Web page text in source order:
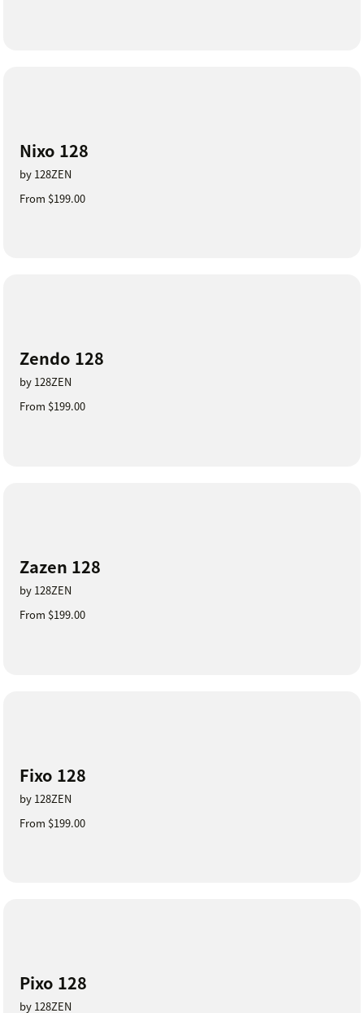
Nixo 128
by 128ZEN
From $199.00
Zendo 128
by 128ZEN
From $199.00
Zazen 128
by 128ZEN
From $199.00
Fixo 128
by 128ZEN
From $199.00
Pixo 128
by 128ZEN